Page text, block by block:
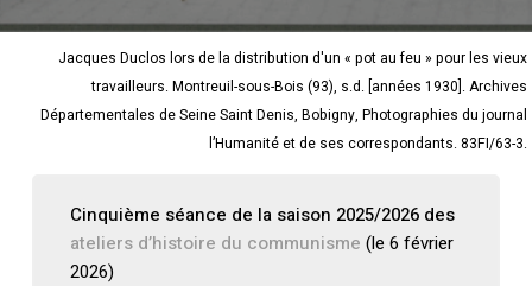
Jacques Duclos lors de la distribution d'un « pot au feu » pour les vieux
travailleurs. Montreuil-sous-Bois (93), s.d. [années 1930]. Archives
Départementales de Seine Saint Denis, Bobigny, Photographies du journal
l’Humanité et de ses correspondants. 83FI/63-3.
Cinquième séance de la saison 2025/2026 des
ateliers d’histoire du communisme (le 6 février
2026)